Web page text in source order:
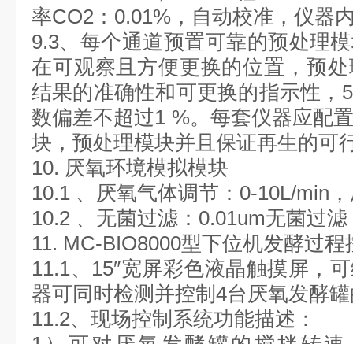
率CO2：0.01%，自动校准，仪器
9.3、每个通道预置可靠的预处理
在可观察且方便更换的位置，预
结果的准确性和可更换的指示性，
数偏差不超过1 %。每套仪器应配
块，预处理模块并且保证再生的可
10. 厌氧环境模拟模块
10.1 、厌氧气体调节：0-10L/min
10.2 、无菌过滤：0.01um无菌过滤
11. MC-BIO8000型下位机发酵过程
11.1、 15″宽屏彩色液晶触摸屏，
器可同时检测并控制4台厌氧发酵
11.2、 现场控制系统功能描述：